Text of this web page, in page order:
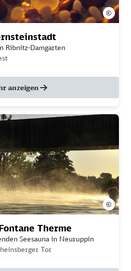
Ribnitz-Damgarten
Ribnitz-Damgarten West
Kilometer
anzeigen
©
Therme
Seesauna in Neuruppin
Bahnhof Neuruppin Rheinsberger Tor
Tor
Kilometer
©